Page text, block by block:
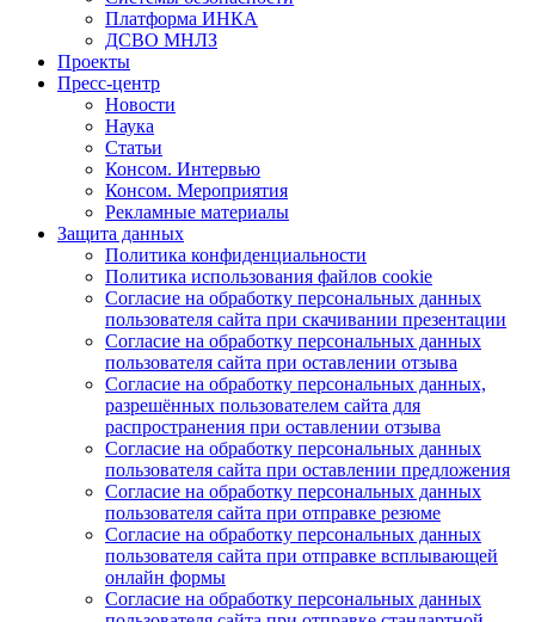
Платформа ИНКА
ДСВО МНЛЗ
Проекты
Пресс-центр
Новости
Наука
Статьи
Консом. Интервью
Консом. Мероприятия
Рекламные материалы
Защита данных
Политика конфиденциальности
Политика использования файлов cookie
Согласие на обработку персональных данных
пользователя сайта при скачивании презентации
Согласие на обработку персональных данных
пользователя сайта при оставлении отзыва
Согласие на обработку персональных данных,
разрешённых пользователем сайта для
распространения при оставлении отзыва
Согласие на обработку персональных данных
пользователя сайта при оставлении предложения
Согласие на обработку персональных данных
пользователя сайта при отправке резюме
Согласие на обработку персональных данных
пользователя сайта при отправке всплывающей
онлайн формы
Согласие на обработку персональных данных